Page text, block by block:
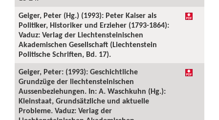
Geiger, Peter (Hg.) (1993): Peter Kaiser als
Politiker, Historiker und Erzieher (1793-1864):
Vaduz: Verlag der Liechtensteinischen
Akademischen Gesellschaft (Liechtenstein
Politische Schriften, Bd. 17).
Geiger, Peter: (1993): Geschichtliche
Grundzüge der liechtensteinischen
Aussenbeziehungen. In: A. Waschkuhn (Hg.):
Kleinstaat, Grundsätzliche und aktuelle
Probleme. Vaduz: Verlag der